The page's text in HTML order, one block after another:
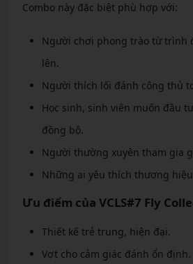
Combo này đặc biệt phù hợp với:
Người chơi phong trào từ trình
lên.
Người thích lối đánh công thủ
Học sinh, sinh viên muốn đầu
đồng bộ.
Người thường xuyên tham gia
Những ai yêu thích thương hiệu
Ưu điểm của VCLS#7 Fly
Thiết kế trẻ trung, hiện đại.
Vợt cho cảm giác đánh ổn định.